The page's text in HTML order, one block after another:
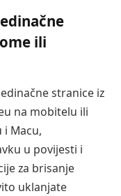
ili
stranice iz
na mobitelu ili
i Macu,
u povijesti i
za brisanje
uklanjate